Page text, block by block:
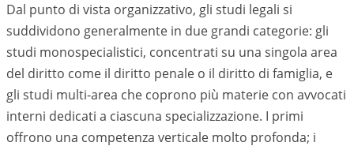
Dal punto di vista organizzativo, gli studi legali si
suddividono generalmente in due grandi categorie: gli
studi monospecialistici, concentrati su una singola area
del diritto come il diritto penale o il diritto di famiglia, e
gli studi multi-area che coprono più materie con avvocati
interni dedicati a ciascuna specializzazione. I primi
offrono una competenza verticale molto profonda; i